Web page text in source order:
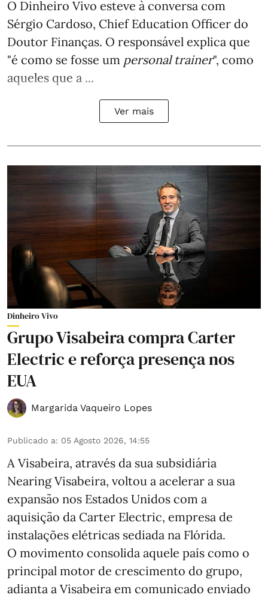
O Dinheiro Vivo esteve à conversa com
Sérgio Cardoso, Chief Education Officer do
Doutor Finanças. O responsável explica que
"é como se fosse um personal trainer", como
aqueles que a ...
Ver mais
Dinheiro Vivo
Grupo Visabeira compra Carter
Electric e reforça presença nos
EUA
Margarida Vaqueiro Lopes
Publicado a: 05 Agosto 2026, 14:55
A Visabeira, através da sua subsidiária
Nearing Visabeira, voltou a acelerar a sua
expansão nos Estados Unidos com a
aquisição da Carter Electric, empresa de
instalações elétricas sediada na Flórida.
O movimento consolida aquele país como o
principal motor de crescimento do grupo,
adianta a Visabeira em comunicado enviado